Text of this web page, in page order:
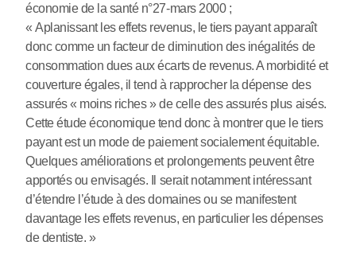
économie de la santé n°27-mars 2000 ;
« Aplanissant les effets revenus, le tiers payant apparaît
donc comme un facteur de diminution des inégalités de
consommation dues aux écarts de revenus. A morbidité et
couverture égales, il tend à rapprocher la dépense des
assurés « moins riches » de celle des assurés plus aisés.
Cette étude économique tend donc à montrer que le tiers
payant est un mode de paiement socialement équitable.
Quelques améliorations et prolongements peuvent être
apportés ou envisagés. Il serait notamment intéressant
d’étendre l’étude à des domaines ou se manifestent
davantage les effets revenus, en particulier les dépenses
de dentiste. »